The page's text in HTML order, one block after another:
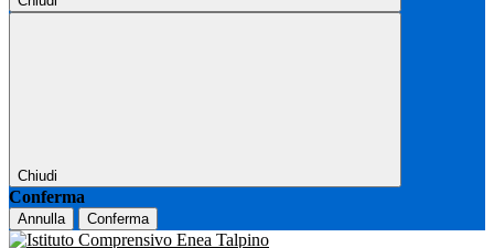
Chiudi
Conferma
Annulla Conferma